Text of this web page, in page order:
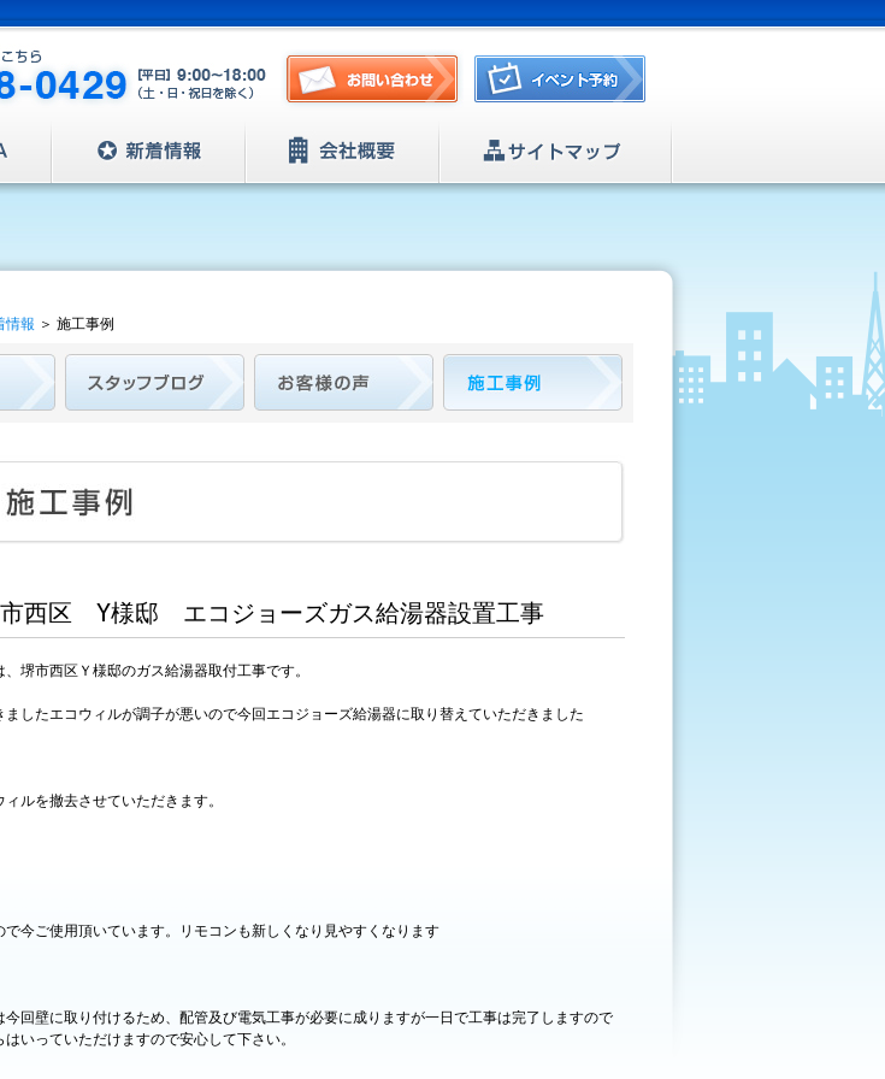
情報 ＞ 施工事例
西区 Y様邸 エコジョーズガス給湯器設置工事
堺市西区Ｙ様邸のガス給湯器取付工事です。
ましたエコウィルが調子が悪いので今回エコジョーズ給湯器に取り替えていただきました
ルを撤去させていただきます。
で今ご使用頂いています。リモコンも新しくなり見やすくなります
今回壁に取り付けるため、配管及び電気工事が必要に成りますが一日で工事は完了しますので
いっていただけますので安心して下さい。